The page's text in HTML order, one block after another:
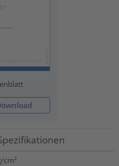
cm²